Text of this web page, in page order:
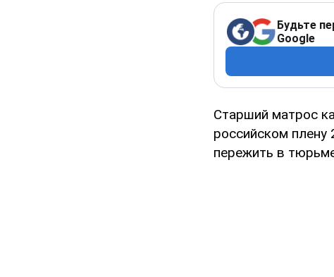
Будьте
Google
Старший матрос
российском
пережить в